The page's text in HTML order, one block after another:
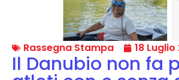
Rassegna Stampa 18 Luglio
Il Danubio non fa